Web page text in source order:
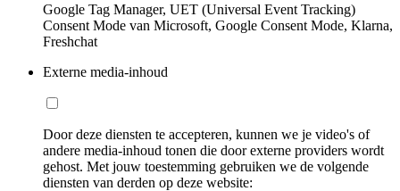
Google Tag Manager, UET (Universal Event Tracking)
Consent Mode van Microsoft, Google Consent Mode, Klarna,
Freshchat
Externe media-inhoud
Door deze diensten te accepteren, kunnen we je video's of
andere media-inhoud tonen die door externe providers wordt
gehost. Met jouw toestemming gebruiken we de volgende
diensten van derden op deze website: